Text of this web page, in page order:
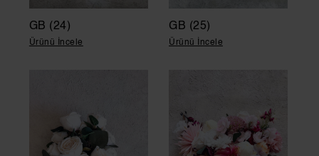
GB (24)
Ürünü İncele
GB (25)
Ürünü İncele